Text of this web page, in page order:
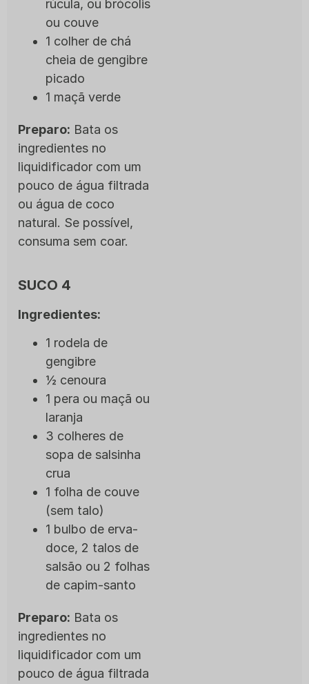
rúcula, ou brócolis
ou couve
1 colher de chá
cheia de gengibre
picado
1 maçã verde
Preparo: Bata os
ingredientes no
liquidificador com um
pouco de água filtrada
ou água de coco
natural. Se possível,
consuma sem coar.
SUCO 4
Ingredientes:
1 rodela de
gengibre
½ cenoura
1 pera ou maçã ou
laranja
3 colheres de
sopa de salsinha
crua
1 folha de couve
(sem talo)
1 bulbo de erva-
doce, 2 talos de
salsão ou 2 folhas
de capim-santo
Preparo: Bata os
ingredientes no
liquidificador com um
pouco de água filtrada